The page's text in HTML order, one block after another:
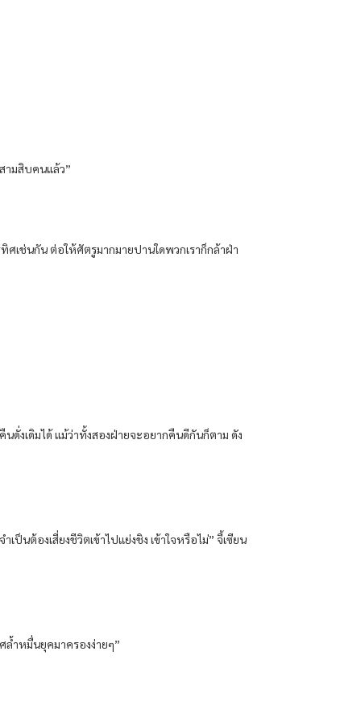
ามสิบคนแล้ว”
ศเช่นกัน ต่อให้ศัตรูมากมายปานใดพวกเราก็กล้าฝ่า
ดั่งเดิมได้ แม้ว่าทั้งสองฝ่ายจะอยากคืนดีกันก็ตาม ดัง
ป็นต้องเสี่ยงชีวิตเข้าไปแย่งชิง เข้าใจหรือไม่” จี้เซียน
ล้ำหมื่นยุคมาครองง่ายๆ”